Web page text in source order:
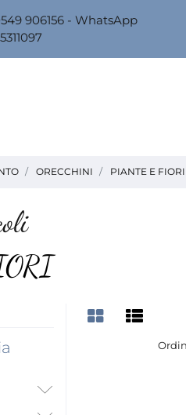
906156 - WhatsApp
ORECCHINI PIANTE E FIORI